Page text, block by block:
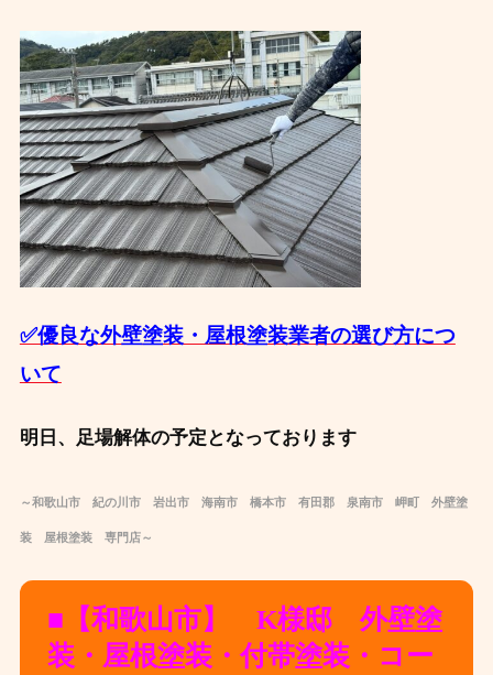
✅優良な外壁塗装・屋根塗装業者の選び方につ
いて
明日、足場解体の予定となっております
～和歌山市 紀の川市 岩出市 海南市 橋本市 有田郡 泉南市 岬町 外壁塗
装 屋根塗装 専門店～
■【和歌山市】 K様邸 外壁塗
装・屋根塗装・付帯塗装・コー